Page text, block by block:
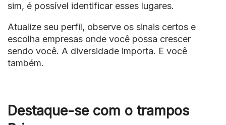
sim, é possível identificar esses lugares.
Atualize seu perfil, observe os sinais certos e
escolha empresas onde você possa crescer
sendo você. A diversidade importa. E você
também.
Destaque-se com o trampos